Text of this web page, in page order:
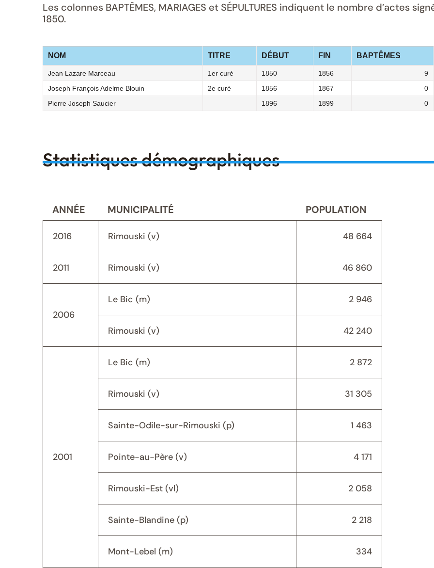
Les colonnes BAPTÊMES, MARIAGES et SÉPULTURES indiquent le nombre d’actes
1850.
NOM TITRE DÉBUT FIN BAPTÊMES
Jean Lazare Marceau 1er curé 1850 1856
9
Joseph François Adelme Blouin
2e curé 1856 1867
0
Pierre Joseph Saucier
1896 1899 0
Statistiques démographiques
ANNÉE MUNICIPALITÉ POPULATION
2016 Rimouski (v) 48 664
2011 Rimouski (v) 46 860
2006
Le Bic (m) 2 946
Rimouski (v) 42 240
2001
Le Bic (m) 2 872
Rimouski (v) 31 305
Sainte-Odile-sur-Rimouski (p) 1 463
Pointe-au-Père (v) 4 171
Rimouski-Est (vl) 2 058
Sainte-Blandine (p) 2 218
Mont-Lebel (m) 334